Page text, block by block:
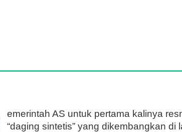
emerintah AS untuk pertama kalinya
“daging sintetis” yang dikembangkan di